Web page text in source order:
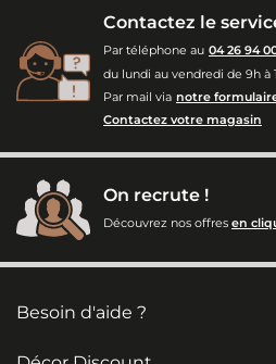
Contactez le
Par téléphone au 04 26 94
du lundi au vendredi de 9h à
Par mail via notre
Contactez votre magasin
On recrute !
Découvrez nos offres en
Besoin d'aide ?